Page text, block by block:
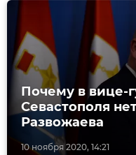
10 ноября 2020, 14:21
Почему в вице-
Севастополя
Развожаева